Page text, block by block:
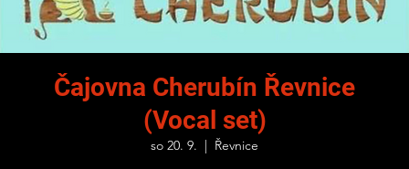
Čajovna Cherubín Řevnice
(Vocal set)
so 20. 9.
Řevnice